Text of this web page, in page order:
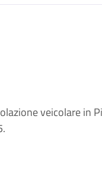
veicolare in